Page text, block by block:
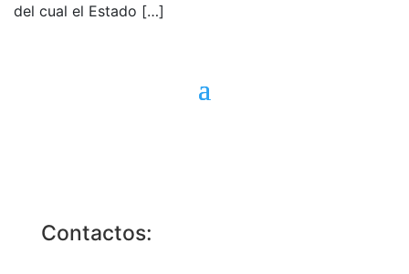
del cual el Estado […]
Contactos: